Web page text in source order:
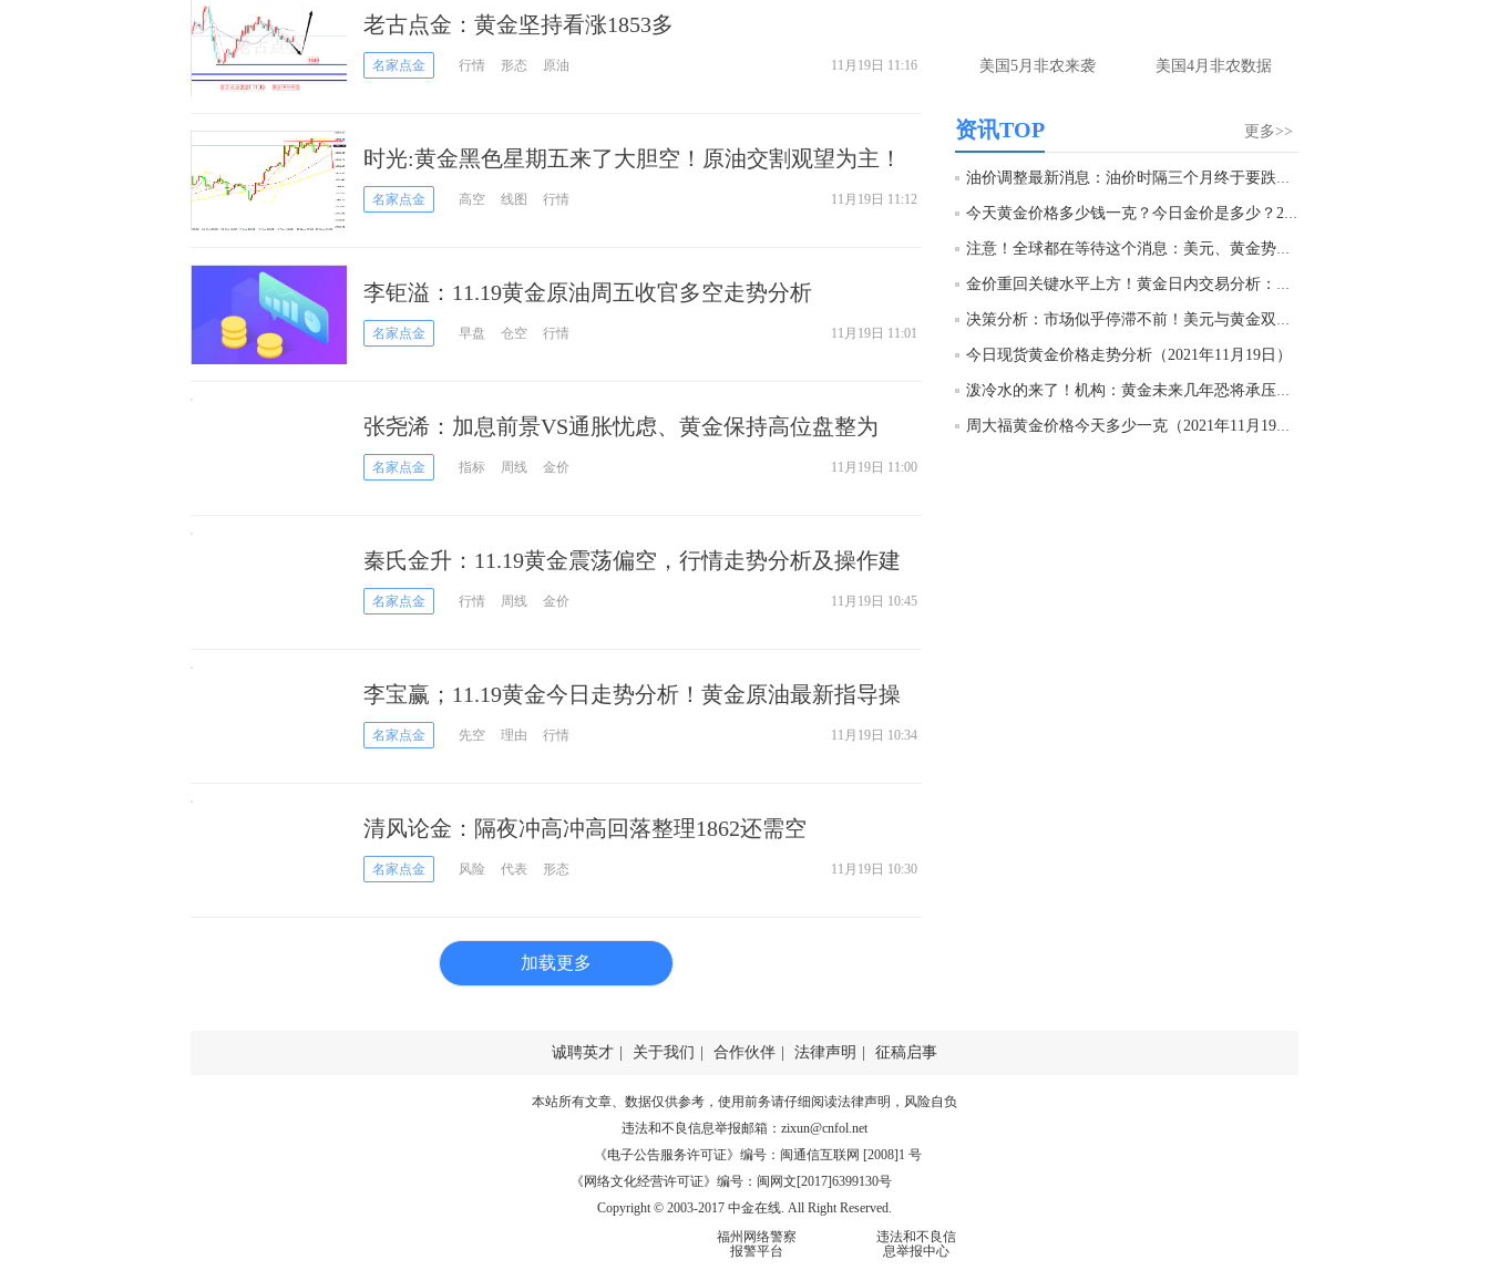
老古点金：黄金坚持看涨1853多
名家点金 行情 形态 原油 11月19日 11:16
时光:黄金黑色星期五来了大胆空！原油交割观望为主！
名家点金 高空 线图 行情 11月19日 11:12
李钜溢：11.19黄金原油周五收官多空走势分析
名家点金 早盘 仓空 行情 11月19日 11:01
张尧浠：加息前景VS通胀忧虑、黄金保持高位盘整为
主
名家点金 指标 周线 金价 11月19日 11:00
秦氏金升：11.19黄金震荡偏空，行情走势分析及操作建
议名家点金 行情 周线 金价 11月19日 10:45
李宝赢；11.19黄金今日走势分析！黄金原油最新指导操
作建议
名家点金 先空 理由 行情 11月19日 10:34
清风论金：隔夜冲高冲高回落整理1862还需空
名家点金 风险 代表 形态 11月19日 10:30
加载更多
徐文婷：
时指导， 关注老师财经号主页：
http://mp.cnfol.com/user/58676
匿名网友-中金在线手机网： 止损多少 老师
徐文婷：7美金
度。70一50？。
徐文婷：带上止损博弈，实时指导， 关注老
师财经号主页：http://mp.cnfol.com/user/58676
匿名网友-中金在线手机网：
老师好，金现在
美国5月非农来袭 美国4月非农数据
更多>>
资讯TOP
油价调整最新消息：油价时隔三个月终于要跌了 ...
今天黄金价格多少钱一克？今日金价是多少？2021...
注意！全球都在等待这个消息：美元、黄金势将迎...
金价重回关键水平上方！黄金日内交易分析：金价...
决策分析：市场似乎停滞不前！美元与黄金双双承...
今日现货黄金价格走势分析（2021年11月19日）
泼冷水的来了！机构：黄金未来几年恐将承压下跌...
周大福黄金价格今天多少一克（2021年11月19日）
诚聘英才 | 关于我们 | 合作伙伴 | 法律声明 | 征稿启事
本站所有文章、数据仅供参考，使用前务请仔细阅读法律声明 ，风险自负
违法和不良信息举报邮箱： zixun@cnfol.net
《电子公告服务许可证》编号：闽通信互联网 [2008]1 号
《网络文化经营许可证》编号：闽网文[2017]6399130号
Copyright © 2003-2017 中金在线. All Right Reserved.
福州网络警察
报警平台
违法和不良信
息举报中心